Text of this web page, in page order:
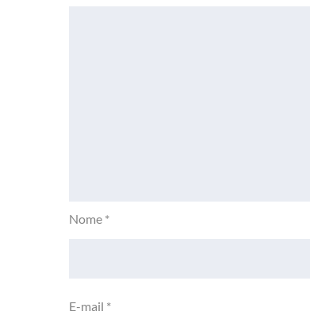
Nome *
E-mail *